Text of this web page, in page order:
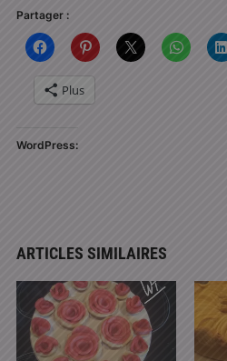
Partager :
Plus
WordPress:
ARTICLES SIMILAIRES